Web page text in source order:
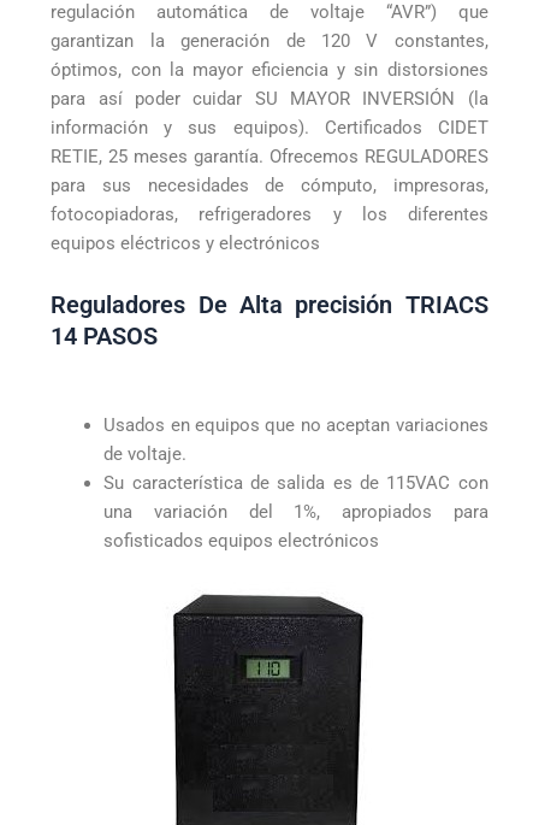
regulación automática de voltaje “AVR”) que
garantizan la generación de 120 V constantes,
óptimos, con la mayor eficiencia y sin distorsiones
para así poder cuidar SU MAYOR INVERSIÓN (la
información y sus equipos). Certificados CIDET
RETIE, 25 meses garantía. Ofrecemos REGULADORES
para sus necesidades de cómputo, impresoras,
fotocopiadoras, refrigeradores y los diferentes
equipos eléctricos y electrónicos
Reguladores De Alta precisión TRIACS
14 PASOS
Usados en equipos que no aceptan variaciones
de voltaje.
Su característica de salida es de 115VAC con
una variación del 1%, apropiados para
sofisticados equipos electrónicos